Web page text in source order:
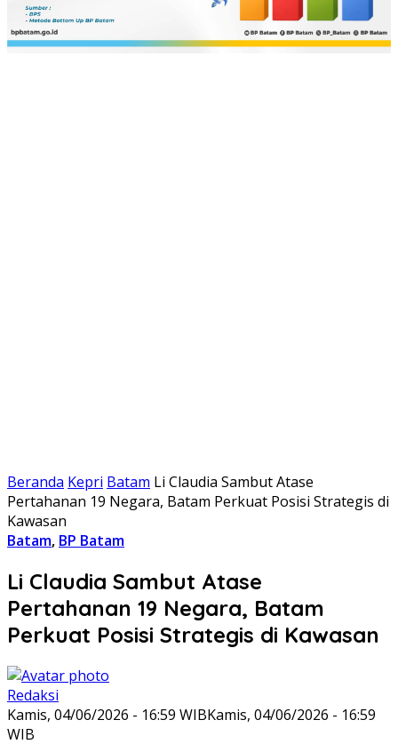
Beranda Kepri Batam Li Claudia Sambut Atase
Pertahanan 19 Negara, Batam Perkuat Posisi Strategis di
Kawasan
Batam, BP Batam
Li Claudia Sambut Atase
Pertahanan 19 Negara, Batam
Perkuat Posisi Strategis di Kawasan
Redaksi
Kamis, 04/06/2026 - 16:59 WIBKamis, 04/06/2026 - 16:59
WIB